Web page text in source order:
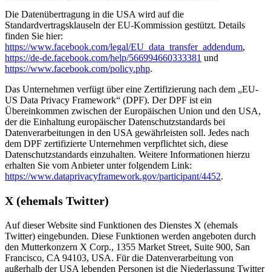
Die Datenübertragung in die USA wird auf die
Standardvertragsklauseln der EU-Kommission gestützt. Details
finden Sie hier:
https://www.facebook.com/legal/EU_data_transfer_addendum,
https://de-de.facebook.com/help/566994660333381 und
https://www.facebook.com/policy.php.
Das Unternehmen verfügt über eine Zertifizierung nach dem „EU-
US Data Privacy Framework“ (DPF). Der DPF ist ein
Übereinkommen zwischen der Europäischen Union und den USA,
der die Einhaltung europäischer Datenschutzstandards bei
Datenverarbeitungen in den USA gewährleisten soll. Jedes nach
dem DPF zertifizierte Unternehmen verpflichtet sich, diese
Datenschutzstandards einzuhalten. Weitere Informationen hierzu
erhalten Sie vom Anbieter unter folgendem Link:
https://www.dataprivacyframework.gov/participant/4452.
X (ehemals Twitter)
Auf dieser Website sind Funktionen des Dienstes X (ehemals
Twitter) eingebunden. Diese Funktionen werden angeboten durch
den Mutterkonzern X Corp., 1355 Market Street, Suite 900, San
Francisco, CA 94103, USA. Für die Datenverarbeitung von
außerhalb der USA lebenden Personen ist die Niederlassung Twitter